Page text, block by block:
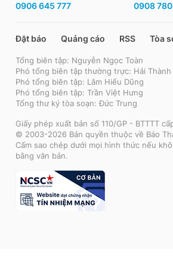
0906 645 777 0908
Đặt báo Quảng cáo RSS Tòa
Tổng biên tập: Nguyễn Ngọc Toàn
Phó tổng biên tập thường trực: Hải Thành
Phó tổng biên tập: Lâm Hiếu Dũng
Phó tổng biên tập: Trần Việt Hưng
Tổng thư ký tòa soạn: Đức Trung
Giấy phép xuất bản số 110/GP - BTTTT
© 2003-2026 Bản quyền thuộc về Báo
Cấm sao chép dưới mọi hình thức nếu
bằng văn bản.